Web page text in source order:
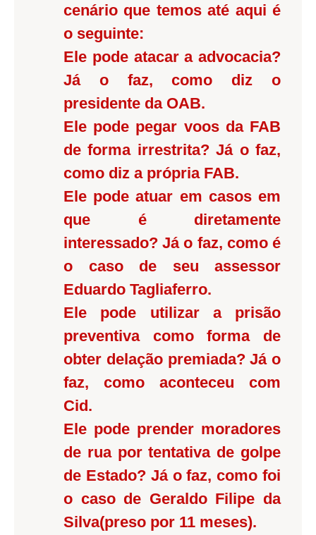
cenário que temos até aqui é
o seguinte:
Ele pode atacar a advocacia?
Já o faz, como diz o
presidente da OAB.
Ele pode pegar voos da FAB
de forma irrestrita? Já o faz,
como diz a própria FAB.
Ele pode atuar em casos em
que é diretamente
interessado? Já o faz, como é
o caso de seu assessor
Eduardo Tagliaferro.
Ele pode utilizar a prisão
preventiva como forma de
obter delação premiada? Já o
faz, como aconteceu com
Cid.
Ele pode prender moradores
de rua por tentativa de golpe
de Estado? Já o faz, como foi
o caso de Geraldo Filipe da
Silva(preso por 11 meses).